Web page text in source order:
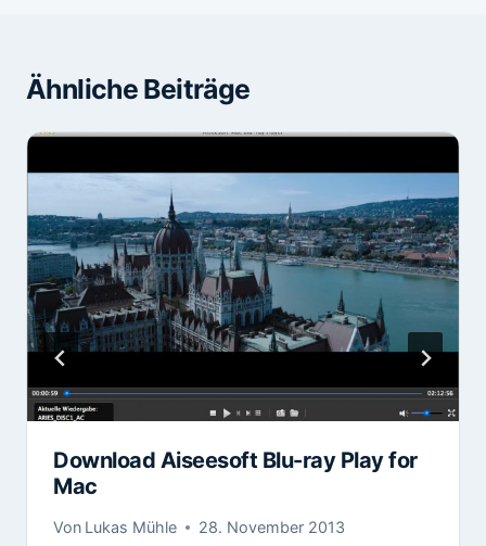
Ähnliche Beiträge
Download Aiseesoft Blu-ray Play for
Mac
Von Lukas Mühle 28. November 2013